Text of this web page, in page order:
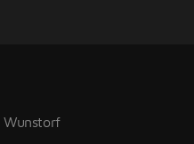
Wunstorf